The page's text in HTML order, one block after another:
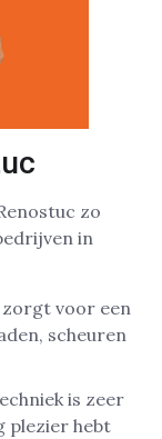
zo
in
zorgt voor een
scheuren
is zeer
plezier hebt